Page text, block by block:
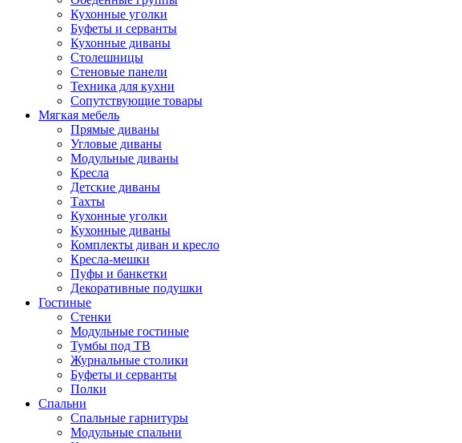
Кухонные уголки
Буфеты и серванты
Кухонные диваны
Столешницы
Стеновые панели
Техника для кухни
Сопутствующие товары
Мягкая мебель
Прямые диваны
Угловые диваны
Модульные диваны
Кресла
Детские диваны
Тахты
Кухонные уголки
Кухонные диваны
Комплекты диван и кресло
Кресла-мешки
Пуфы и банкетки
Декоративные подушки
Гостиные
Стенки
Модульные гостиные
Тумбы под ТВ
Журнальные столики
Буфеты и серванты
Полки
Спальни
Спальные гарнитуры
Модульные спальни